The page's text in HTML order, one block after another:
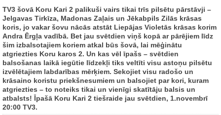
TV3 šovā Koru Kari 2 palikuši vairs tikai trīs pilsētu pārstāvji –
Jelgavas Tirkīza, Madonas Zaļais un Jēkabpils Zilās krāsas
koris, jo vakar šovu nācās atstāt Liepājas Violetās krāsas korim
Andra Ērgļa vadībā. Bet jau svētdien viņš kopā ar pārējiem līdz
šim izbalsotajiem koriem atkal būs šovā, lai mēģinātu
atgriezties Koru karos 2. Un kas vēl īpašs – svētdien
balsošanas laikā iegūtie līdzekļi tiks veltīti visu astoņu pilsētu
izvēlētajiem labdarības mērķiem. Sekojiet visu radošo un
krāsaino koristu priekšnesumiem un balsojiet par kori, kuram
atgriezties – to noteiks tikai un vienīgi skatītāju balsis un
atbalsts! Īpašā Koru Kari 2 tiešraide jau svētdien, 1.novembrī
20:00 TV3.